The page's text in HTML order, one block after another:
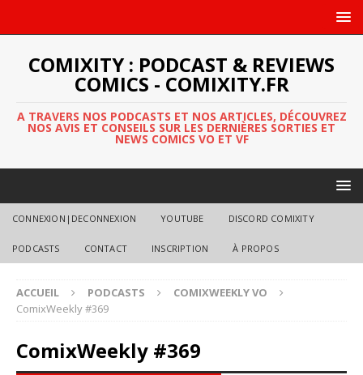
COMIXITY : PODCAST & REVIEWS
COMICS - COMIXITY.FR
A TRAVERS NOS PODCASTS ET NOS ARTICLES, DÉCOUVREZ
NOS AVIS ET CONSEILS SUR LES DERNIÈRES SORTIES ET
NEWS COMICS VO ET VF
CONNEXION|DECONNEXION YOUTUBE DISCORD COMIXITY
PODCASTS CONTACT INSCRIPTION À PROPOS
ACCUEIL PODCASTS
COMIXWEEKLY VO
ComixWeekly #369
ComixWeekly #369